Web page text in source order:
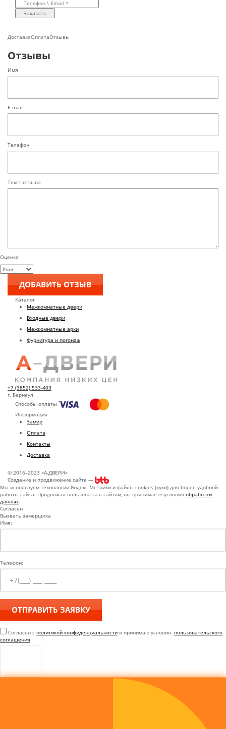
Заказать
ДоставкаОплатаОтзывы
Отзывы
Имя
E-mail
Телефон
Текст отзыва
Оценка
Каталог
Межкомнатные двери
Входные двери
Межкомнатные арки
Фурнитура и погонаж
+7 (3852) 533-403
г. Барнаул
Способы оплаты
Информация
Замер
Оплата
Контакты
Доставка
© 2016–2023 «А-ДВЕРИ»
Создание и продвижение сайта —
Мы используем технологии Яндекс Метрики и файлы cookies (куки) для более удобной
работы сайта. Продолжая пользоваться сайтом, вы принимаете условия обработки
данных.
Согласен
Вызвать замерщика
Имя:
Телефон:
Согласен с политикой конфиденциальности и принимаю условия. пользовательского
соглашения